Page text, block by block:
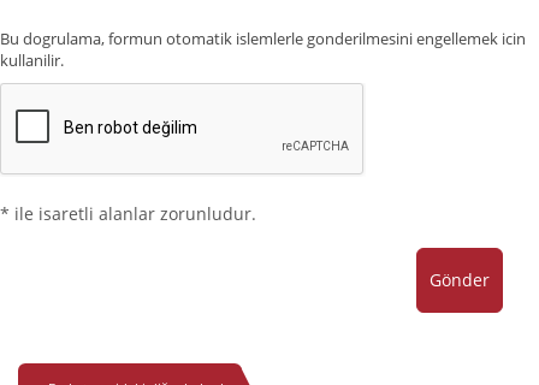
Bu dogrulama, formun otomatik islemlerle gonderilmesini engellemek icin
kullanilir.
* ile isaretli alanlar zorunludur.
Gönder